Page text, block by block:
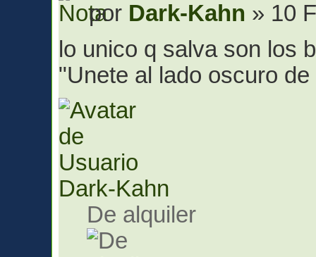
por Dark-Kahn » 10
lo unico q salva son los
"Unete al lado oscuro
Dark-Kahn
De alquiler